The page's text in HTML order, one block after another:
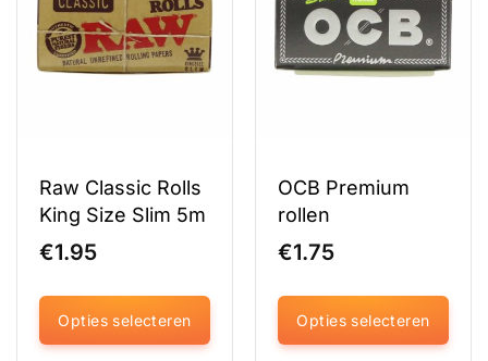
Raw Classic Rolls
King Size Slim 5m
€1.95
Opties selecteren
Dit
OCB Premium
rollen
€1.75
Opties selecteren
Dit